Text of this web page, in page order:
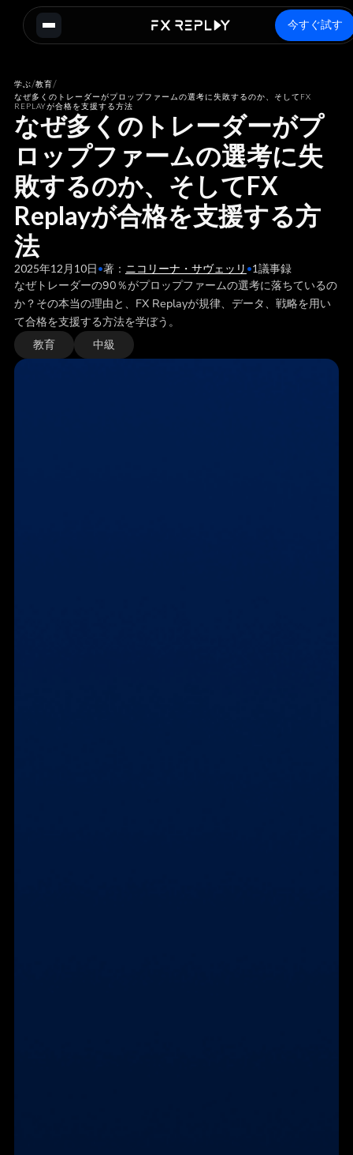
今すぐ試す
学ぶ/教育/
なぜ多くのトレーダーがプロップファームの選考に失敗するのか、そしてFX
REPLAYが合格を支援する方法
なぜ多くのトレーダーがプ
ロップファームの選考に失
敗するのか、そしてFX
Replayが合格を支援する方
法
2025年12月10日•著： ニコリーナ・サヴェッリ •1議事録
なぜトレーダーの90％がプロップファームの選考に落ちているの
か？その本当の理由と、FX Replayが規律、データ、戦略を用い
て合格を支援する方法を学ぼう。
教育 中級